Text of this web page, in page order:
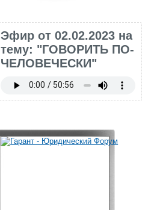
Эфир от 02.02.2023 на
тему: "ГОВОРИТЬ ПО-
ЧЕЛОВЕЧЕСКИ"